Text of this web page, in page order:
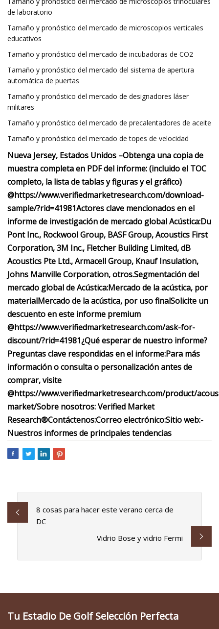
de laboratorio
Tamaño y pronóstico del mercado de microscopios verticales
educativos
Tamaño y pronóstico del mercado de incubadoras de CO2
Tamaño y pronóstico del mercado del sistema de apertura
automática de puertas
Tamaño y pronóstico del mercado de designadores láser
militares
Tamaño y pronóstico del mercado de precalentadores de aceite
Tamaño y pronóstico del mercado de topes de velocidad
Nueva Jersey, Estados Unidos –Obtenga una copia de
muestra completa en PDF del informe: (incluido el TOC
completo, la lista de tablas y figuras y el gráfico)
@https://www.verifiedmarketresearch.com/download-
sample/?rid=41981Actores clave mencionados en el
informe de investigación de mercado global Acústica:Du
Pont Inc., Rockwool Group, BASF Group, Acoustics First
Corporation, 3M Inc., Fletcher Building Limited, dB
Acoustics Pte Ltd., Armacell Group, Knauf Insulation,
Johns Manville Corporation, otros.Segmentación del
mercado global de Acústica:Mercado de la acústica, por
materialMercado de la acústica, por uso finalSolicite un
descuento en este informe premium
@https://www.verifiedmarketresearch.com/ask-for-
discount/?rid=41981¿Qué esperar de nuestro informe?
Preguntas clave respondidas en el informe:Para más
información o consulta o personalización antes de
comprar, visite
@https://www.verifiedmarketresearch.com/product/
market/Sobre nosotros: Verified Market
Research®Contáctenos:Correo electrónico:Sitio web:-
Nuestros informes de principales tendencias
8 cosas para hacer este verano cerca de
DC
Vidrio Bose y vidrio Fermi
Tu Estadio De Golf Selección Perfecta